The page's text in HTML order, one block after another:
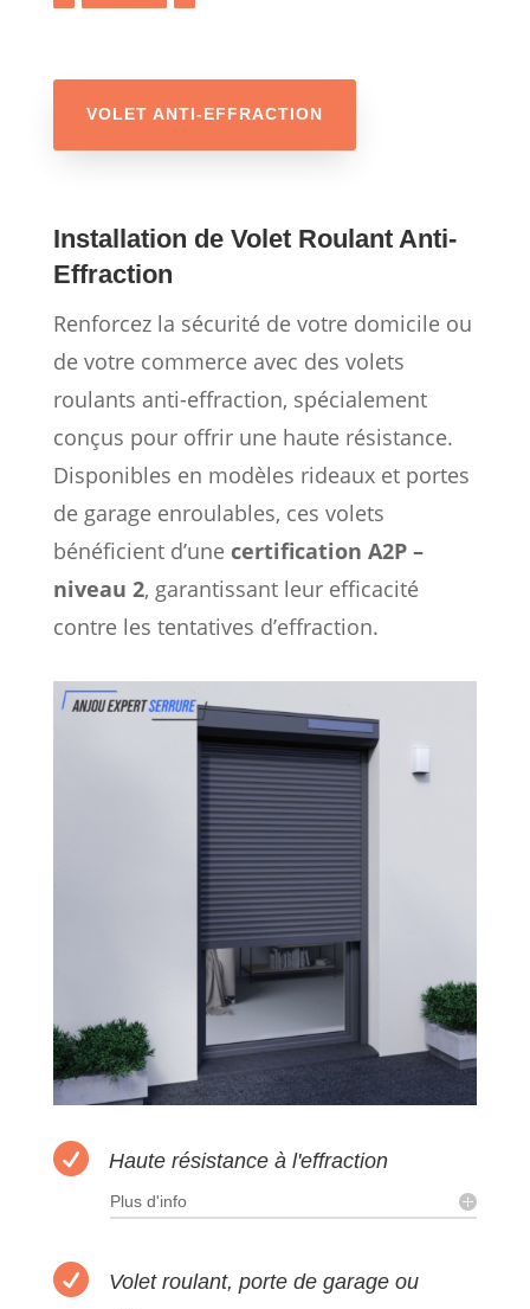
VOLET ANTI-EFFRACTION
Installation de Volet Roulant Anti-
Effraction
Renforcez la sécurité de votre domicile ou
de votre commerce avec des volets
roulants anti-effraction, spécialement
conçus pour offrir une haute résistance.
Disponibles en modèles rideaux et portes
de garage enroulables, ces volets
bénéficient d’une certification A2P –
niveau 2, garantissant leur efficacité
contre les tentatives d’effraction.
 Haute résistance à l'effraction
Plus d'info

Volet roulant, porte de garage ou